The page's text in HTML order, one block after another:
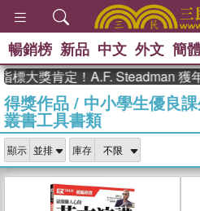
熱搜：
推薦 、
孩：黎
暢銷榜 新品 中文 外文 簡
肯定！A.F. Steadman 獲年度
得獎作品 / 中小學生優良
叢書工具書類
顯示 庫存